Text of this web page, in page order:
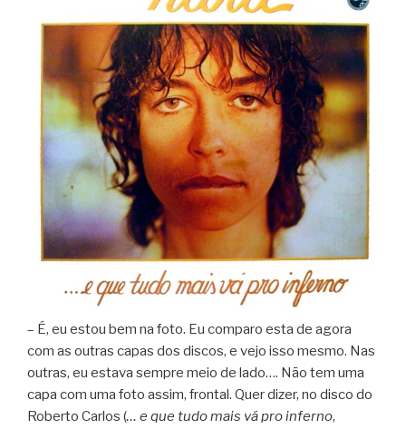
– É, eu estou bem na foto. Eu comparo esta de agora
com as outras capas dos discos, e vejo isso mesmo. Nas
outras, eu estava sempre meio de lado…. Não tem uma
capa com uma foto assim, frontal. Quer dizer, no disco do
Roberto Carlos (… e que tudo mais vá pro inferno,